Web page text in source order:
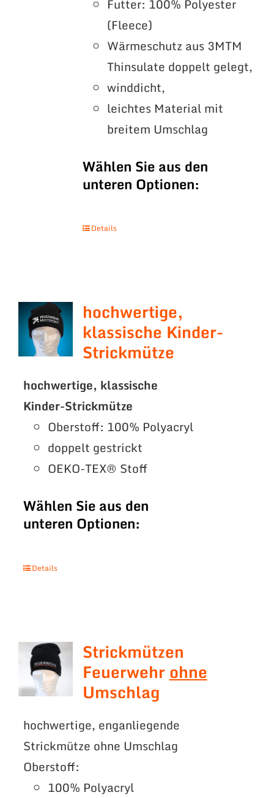
(Fleece)
Wärmeschutz aus 3MTM
Thinsulate doppelt gelegt,
winddicht,
leichtes Material mit
breitem Umschlag
Wählen Sie aus den
unteren Optionen:
Details
hochwertige,
klassische Kinder-
Strickmütze
hochwertige, klassische
Kinder-Strickmütze
Oberstoff: 100% Polyacryl
doppelt gestrickt
OEKO-TEX® Stoff
Wählen Sie aus den
unteren Optionen:
Details
Strickmützen
Feuerwehrohne
Umschlag
hochwertige, enganliegende
Strickmütze ohne Umschlag
Oberstoff:
100% Polyacryl